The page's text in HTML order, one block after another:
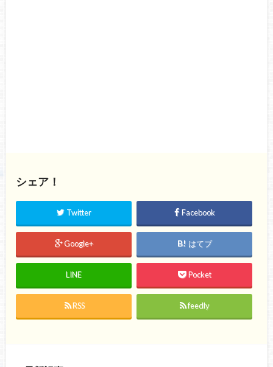
シェア！
Twitter Facebook
Google+ はてブ
LINE Pocket
RSS feedly